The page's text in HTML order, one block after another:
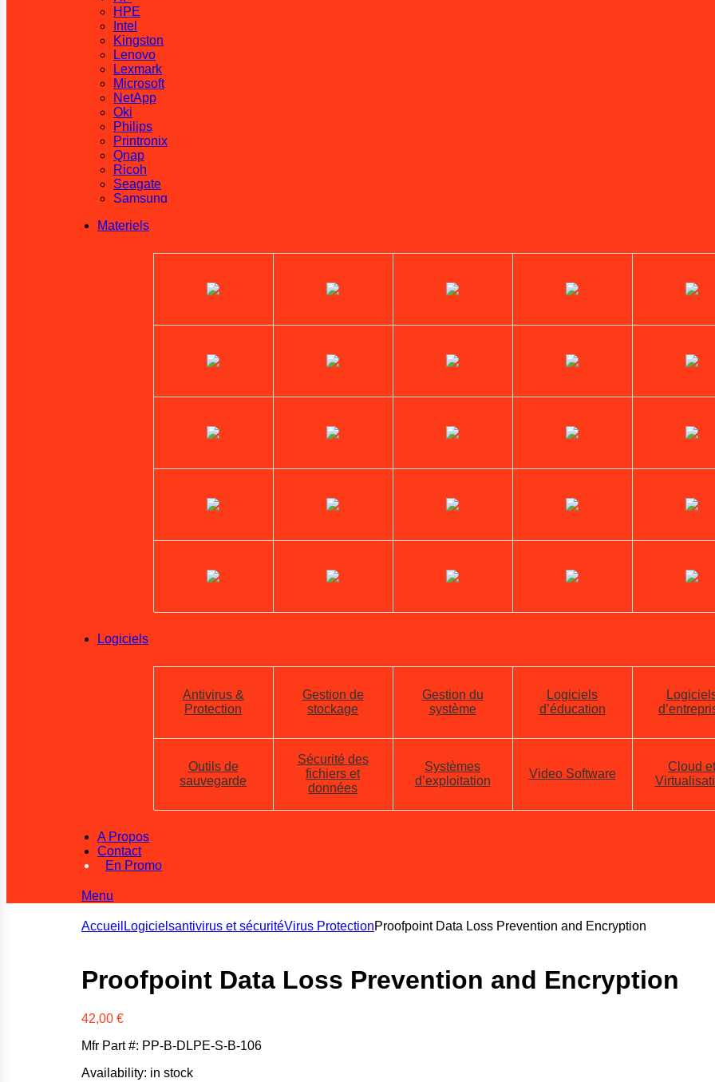
HPE
Intel
Kingston
Lenovo
Lexmark
Microsoft
NetApp
Oki
Philips
Printronix
Qnap
Ricoh
Seagate
Samsung
Sharp
Materiels
Logiciels
Antivirus &
Protection
Gestion de
stockage
Gestion du
système
Logiciels
d’éducation
Outils de
sauvegarde
Sécurité des
fichiers et
données
Systèmes
d’exploitation
Video Software
Cloud et
A Propos
Contact
En Promo
Menu
Accueil Logicielsantivirus et sécuritéVirus ProtectionProofpoint Data Loss Prevention and Encryption
Proofpoint Data Loss Prevention and Encryption
42,00 €
Mfr Part #: PP-B-DLPE-S-B-106
Availability: in stock